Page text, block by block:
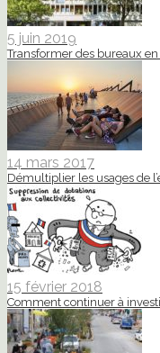
5 juin 2019
Transformer des bureaux
14 mars 2017
Démultiplier les usages de
15 février 2018
Comment continuer à